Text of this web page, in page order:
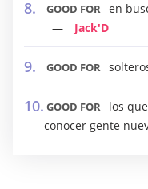
GOOD FOR en
Jack'D
GOOD FOR
GOOD FOR
los
conocer gente